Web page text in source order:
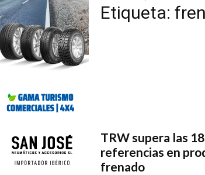
Etiqueta:
TRW supera las
referencias en
frenado